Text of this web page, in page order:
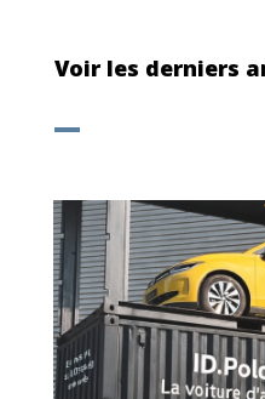
Voir les derniers